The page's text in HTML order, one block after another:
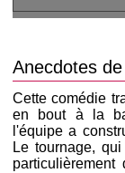
Anecdotes
Cette comédie
en bout à la
l'équipe a
Le tournage,